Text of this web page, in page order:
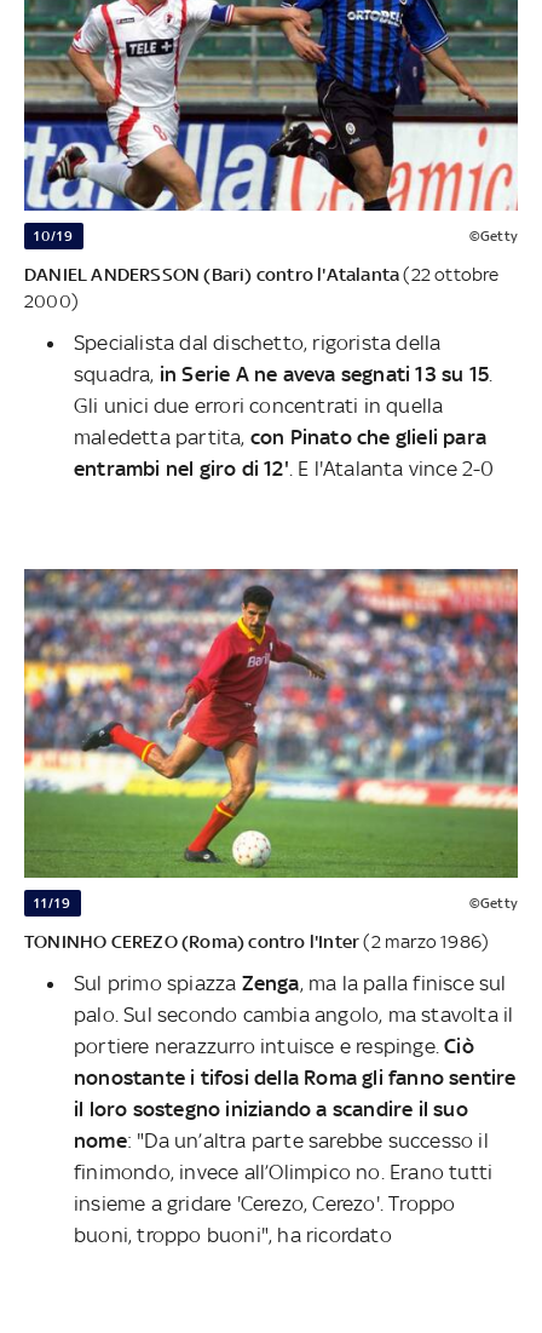
10/19 ©Getty
DANIEL ANDERSSON (Bari) contro l'Atalanta(22 ottobre
2000)
Specialista dal dischetto, rigorista della
squadra, in Serie A ne aveva segnati 13 su 15.
Gli unici due errori concentrati in quella
maledetta partita, con Pinato che glieli para
entrambi nel giro di 12'. E l'Atalanta vince 2-0
11/19 ©Getty
TONINHO CEREZO (Roma) contro l'Inter(2 marzo 1986)
Sul primo spiazza Zenga, ma la palla finisce sul
palo. Sul secondo cambia angolo, ma stavolta il
portiere nerazzurro intuisce e respinge.Ciò
nonostante i tifosi della Roma gli fanno sentire
il loro sostegno iniziando a scandire il suo
nome: "Da un’altra parte sarebbe successo il
finimondo, invece all’Olimpico no. Erano tutti
insieme a gridare 'Cerezo, Cerezo'. Troppo
buoni, troppo buoni", ha ricordato